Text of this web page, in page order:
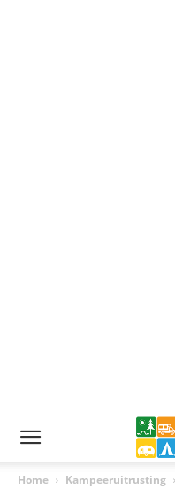
Home Kampeeruitrusting